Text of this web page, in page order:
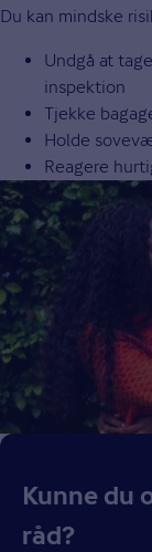
Du kan mindske
Undgå at
inspektion
Tjekke
Holde
Reagere
Kunne du
råd?